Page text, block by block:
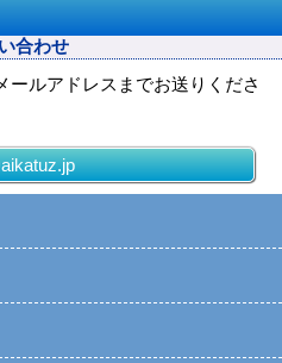
合わせ
ールアドレスまでお送りくださ